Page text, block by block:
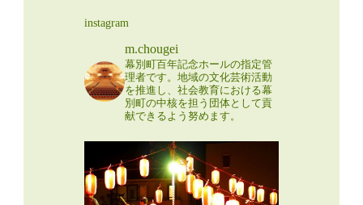
instagram
m.chougei
幕別町百年記念ホールの指定管
理者です。地域の文化芸術活動
を推進し、社会教育における幕
別町の中核を担う団体として貢
献できるよう努めます。